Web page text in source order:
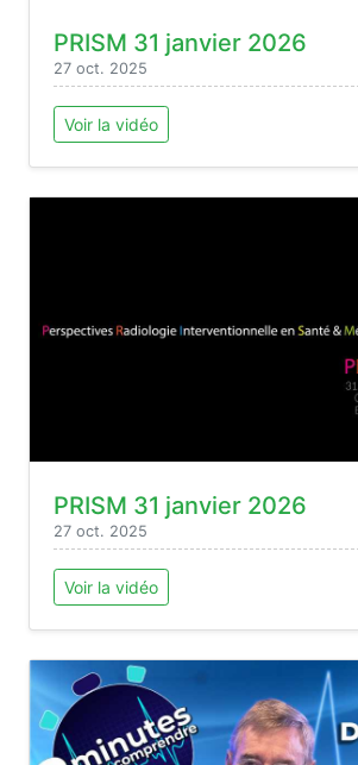
PRISM 31 janvier 2026
27 oct. 2025
Voir la vidéo
PRISM 31 janvier 2026
27 oct. 2025
Voir la vidéo